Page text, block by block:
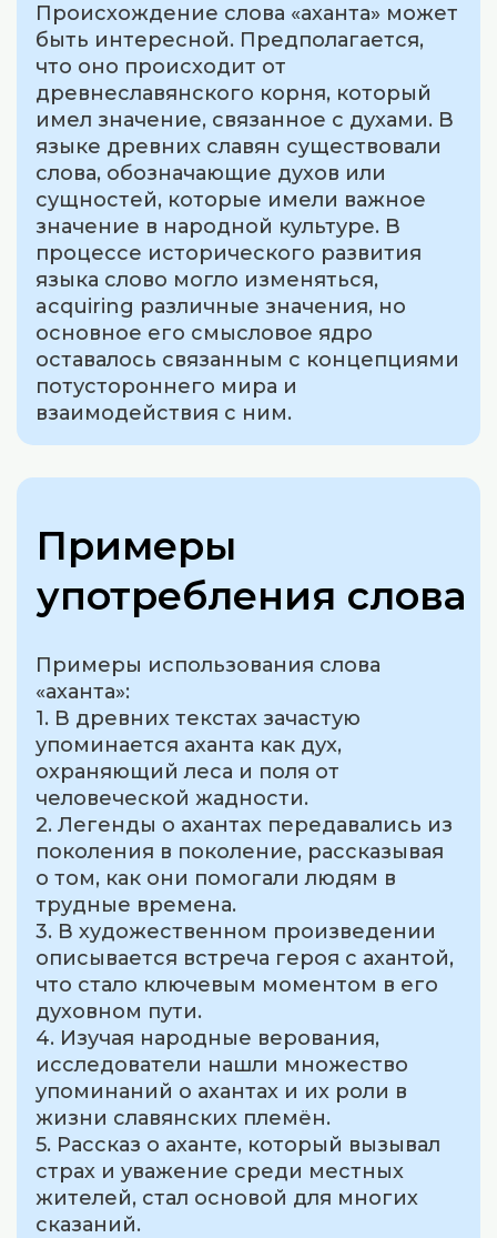
Происхождение слова «аханта» может
быть интересной. Предполагается,
что оно происходит от
древнеславянского корня, который
имел значение, связанное с духами. В
языке древних славян существовали
слова, обозначающие духов или
сущностей, которые имели важное
значение в народной культуре. В
процессе исторического развития
языка слово могло изменяться,
acquiring различные значения, но
основное его смысловое ядро
оставалось связанным с концепциями
потустороннего мира и
взаимодействия с ним.
Примеры
употребления слова
Примеры использования слова
«аханта»:
1. В древних текстах зачастую
упоминается аханта как дух,
охраняющий леса и поля от
человеческой жадности.
2. Легенды о ахантах передавались из
поколения в поколение, рассказывая
о том, как они помогали людям в
трудные времена.
3. В художественном произведении
описывается встреча героя с ахантой,
что стало ключевым моментом в его
духовном пути.
4. Изучая народные верования,
исследователи нашли множество
упоминаний о ахантах и их роли в
жизни славянских племён.
5. Рассказ о аханте, который вызывал
страх и уважение среди местных
жителей, стал основой для многих
сказаний.